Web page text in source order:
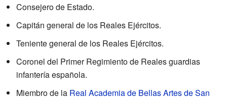
Consejero de Estado.
Capitán general de los Reales Ejércitos.
Teniente general de los Reales Ejércitos.
Coronel del Primer Regimiento de Reales guardias
infantería española.
Miembro de la Real Academia de Bellas Artes de San